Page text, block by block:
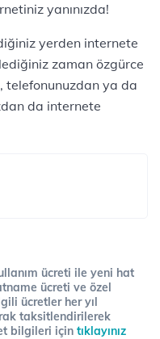
yanınızda!
yerden internete
zaman özgürce
telefonunuzdan ya da
da internete
ücreti ile yeni hat
ücreti ve özel
ücretler her yıl
taksitlendirilerek
bilgileri için tıklayınız